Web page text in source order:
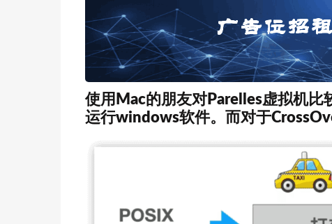
使用Mac的朋友对Parelles虚拟机比
运行windows软件。而对于